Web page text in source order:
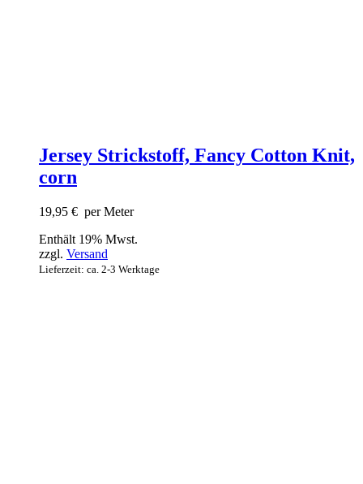
Jersey Strickstoff, Fancy Cotton Knit,
corn
19,95 € per Meter
Enthält 19% Mwst.
zzgl. Versand
Lieferzeit: ca. 2-3 Werktage